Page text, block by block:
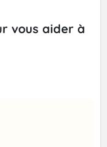
vous aider à